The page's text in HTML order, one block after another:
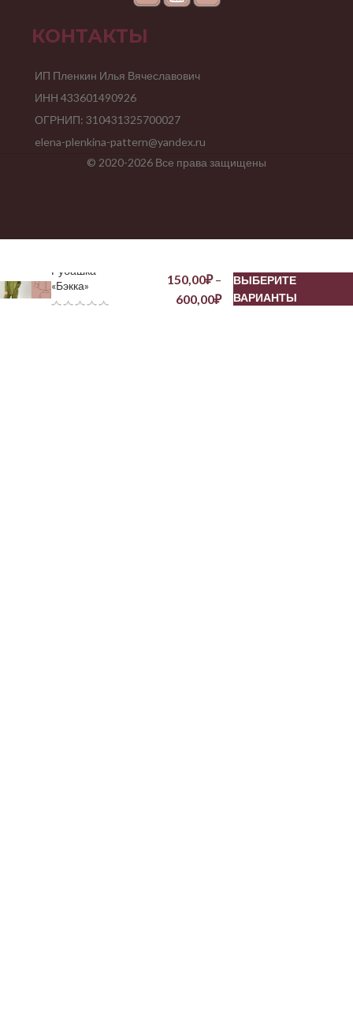
КОНТАКТЫ
ИП Пленкин Илья Вячеславович
ИНН 433601490926
ОГРНИП: 310431325700027
elena-plenkina-pattern@yandex.ru
© 2020-2026 Все права защищены
Рубашка
«Бэкка»
150,00₽ –
600,00₽
ВЫБЕРИТЕ
ВАРИАНТЫ